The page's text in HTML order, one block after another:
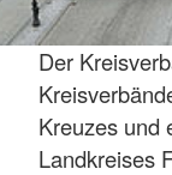
Der
Kreuzes und
Landkreises